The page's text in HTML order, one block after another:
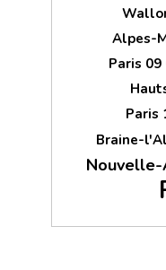
Alpes-
Paris 09
Paris
Braine-